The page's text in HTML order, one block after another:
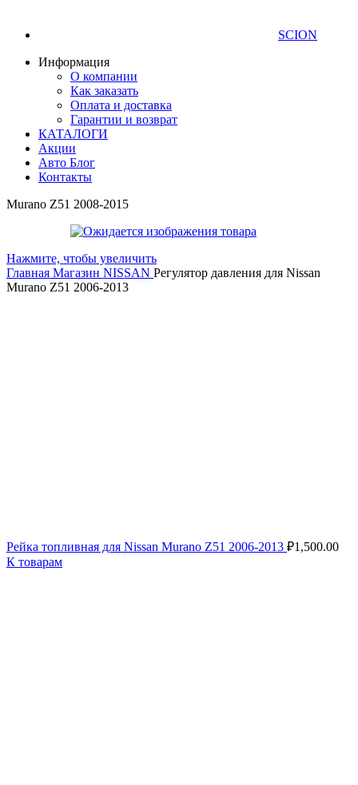
SCION
Информация
О компании
Как заказать
Оплата и доставка
Гарантии и возврат
КАТАЛОГИ
Акции
Авто Блог
Контакты
Murano Z51 2008-2015
Нажмите, чтобы увеличить
Главная Магазин NISSAN Регулятор давления для Nissan
Murano Z51 2006-2013
Рейка топливная для Nissan Murano Z51 2006-2013 ₽1,500.00
К товарам